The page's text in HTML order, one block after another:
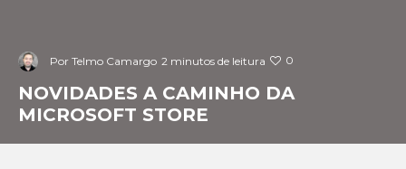
Por Telmo Camargo 2 minutos de leitura 0
NOVIDADES A CAMINHO DA
MICROSOFT STORE